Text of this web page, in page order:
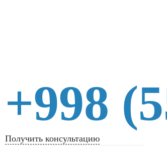
+998
Получить консультацию